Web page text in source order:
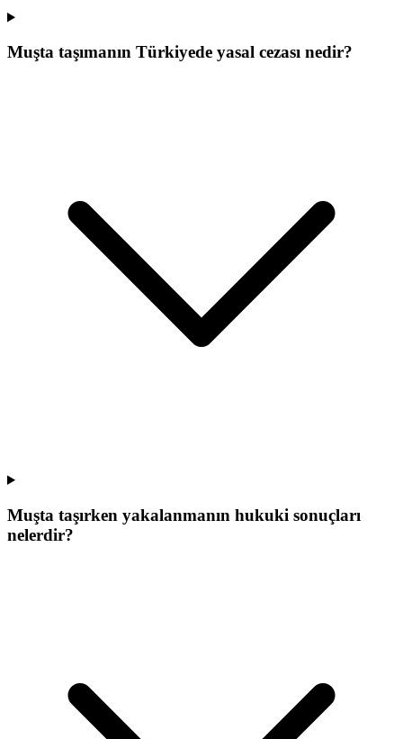
Muşta taşımanın Türkiyede yasal cezası nedir?
Muşta taşırken yakalanmanın hukuki sonuçları
nelerdir?